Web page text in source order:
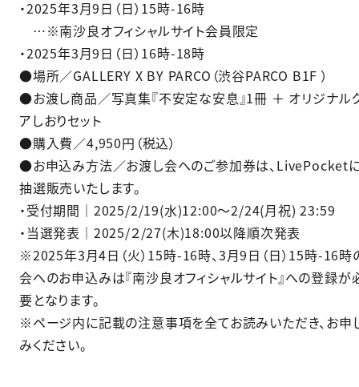
・2025年3月9日（日）15時-16時
…※南沙良オフィシャルサイト会員限定
・2025年3月9日（日）16時-18時
●場所／GALLERY X BY PARCO（渋谷PARCO B1F ）
●お渡し商品／写真集『不安定な安息』1冊 ＋ オリジナル
アしおりセット
●購入費／4,950円（税込）
●お申込み方法／お渡し会へのご参加券は、LivePocket
抽選販売いたします。
・受付期間｜2025/2/19(水)12:00〜2/24(月祝) 23:59
・当選発表｜2025/２/27(木)18:00以降順次発表
※2025年3月4日（火）15時-16時、3月9日（日）15時-16時
会へのお申込みは『南沙良オフィシャルサイト』への登録が
要となります。
※ページ内に記載の注意事項を全てお読みいただき、お申
みください。